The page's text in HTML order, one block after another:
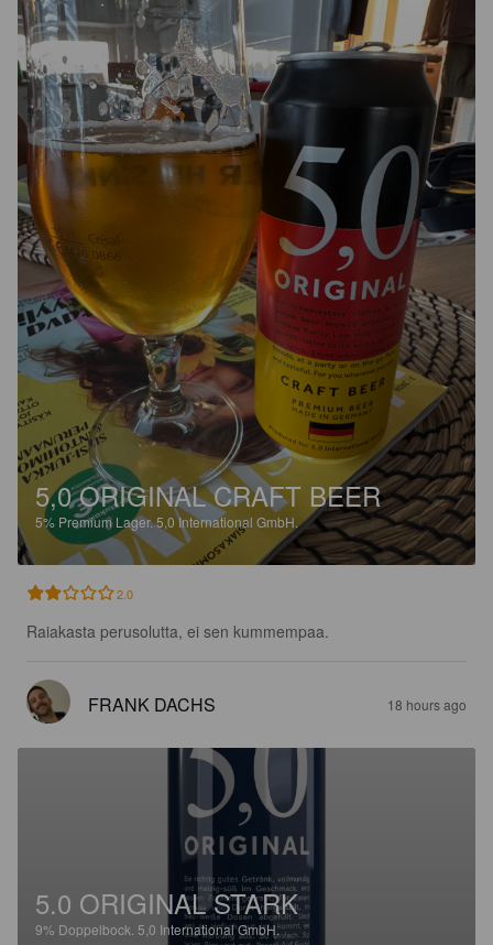
5,0 ORIGINAL CRAFT BEER
5% Premium Lager.5,0 International GmbH.
2.0
Raiakasta perusolutta, ei sen kummempaa.
FRANK DACHS 18 hours ago
5.0 ORIGINAL STARK
9% Doppelbock. 5,0 International GmbH.